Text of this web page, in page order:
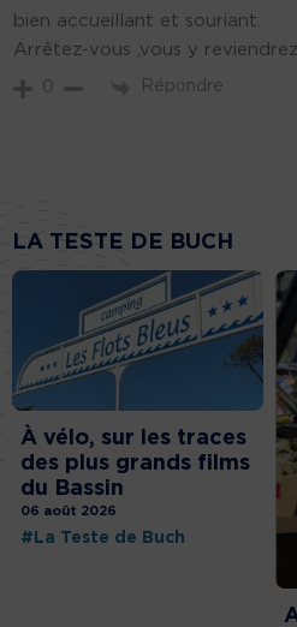
bien accueillant et souriant.
Arrêtez-vous ,vous y
0 Répondre
LA TESTE DE BUCH
À vélo, sur les traces
des plus grands films
du Bassin
06 août 2026
#La Teste de Buch